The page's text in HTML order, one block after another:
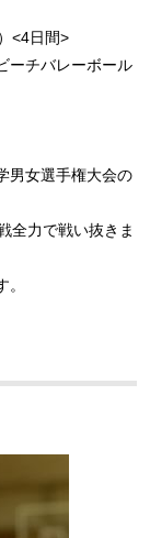
<4日間>
チバレーボール
男女選手権大会の
全力で戦い抜きま